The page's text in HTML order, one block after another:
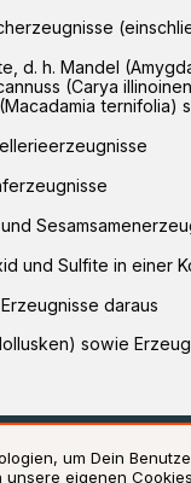
d. h. Mandel
(Carya
ternifolia)
und Sulfite in einer
daraus
sowie
AGB
um Dein
eigenen